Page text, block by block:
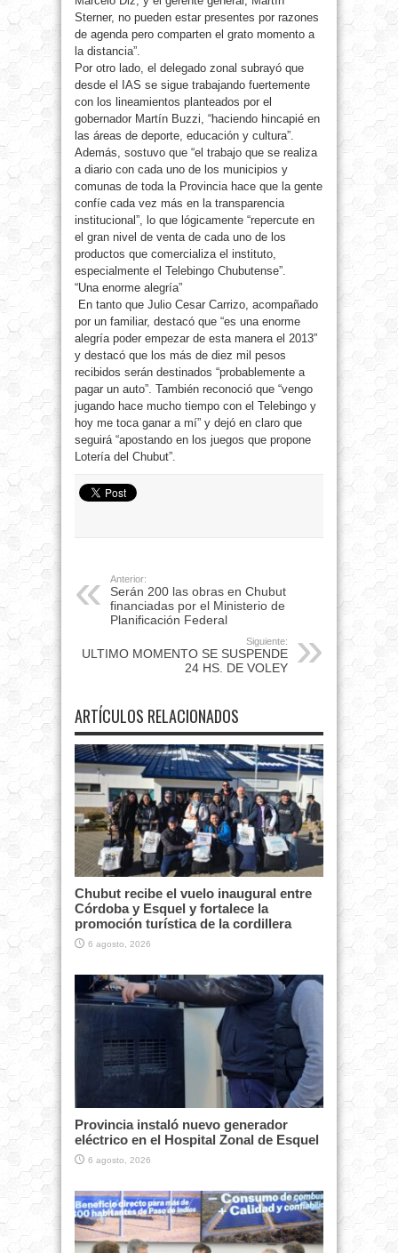
Sterner, no pueden estar presentes por razones
de agenda pero comparten el grato momento a
la distancia”.
Por otro lado, el delegado zonal subrayó que
desde el IAS se sigue trabajando fuertemente
con los lineamientos planteados por el
gobernador Martín Buzzi, “haciendo hincapié en
las áreas de deporte, educación y cultura”.
Además, sostuvo que “el trabajo que se realiza
a diario con cada uno de los municipios y
comunas de toda la Provincia hace que la gente
confíe cada vez más en la transparencia
institucional”, lo que lógicamente “repercute en
el gran nivel de venta de cada uno de los
productos que comercializa el instituto,
especialmente el Telebingo Chubutense”.
“Una enorme alegría”
En tanto que Julio Cesar Carrizo, acompañado
por un familiar, destacó que “es una enorme
alegría poder empezar de esta manera el 2013”
y destacó que los más de diez mil pesos
recibidos serán destinados “probablemente a
pagar un auto”. También reconoció que “vengo
jugando hace mucho tiempo con el Telebingo y
hoy me toca ganar a mí” y dejó en claro que
seguirá “apostando en los juegos que propone
Lotería del Chubut”.
Anterior:
Serán 200 las obras en Chubut
financiadas por el Ministerio de
Planificación Federal
Siguiente:
ULTIMO MOMENTO SE SUSPENDE
24 HS. DE VOLEY
ARTÍCULOS RELACIONADOS
Chubut recibe el vuelo inaugural entre
Córdoba y Esquel y fortalece la
promoción turística de la cordillera
6 agosto, 2026
Provincia instaló nuevo generador
eléctrico en el Hospital Zonal de Esquel
6 agosto, 2026